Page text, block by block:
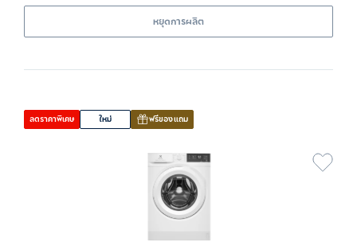
หยุดการผลิต
ลดราคาพิเศษ ใหม่ ฟรีของแถม